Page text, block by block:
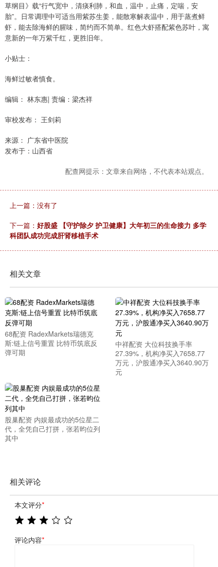
草纲目》载“行气宽中，清痰利肺，和血，温中，止痛，定喘，安
胎”。日常调理中可适当用紫苏生姜，能散寒解表温中，用于蒸煮鲜
虾，能去除海鲜的腥味，简约而不简单。红色大虾搭配紫色苏叶，寓
意新的一年万紫千红，更胜旧年。
小贴士：
海鲜过敏者慎食。
编辑： 林东惠| 责编：梁杰祥
审校发布： 王剑莉
来源： 广东省中医院
发布于：山西省
配查网提示：文章来自网络，不代表本站观点。
上一篇：没有了
下一篇： 好股盛 【守护除夕 护卫健康】大年初三的生命接力 多学
科团队成功完成肝肾移植手术
相关文章
68配资 RadexMarkets瑞德克
斯:链上信号重置 比特币筑底反
弹可期
中祥配资 大位科技换手率
27.39%，机构净买入7658.77
万元，沪股通净买入3640.90万
元
股巢配资 内娱最成功的5位星二
代，全凭自己打拼，张若昀位列
其中
相关评论
本文评分*
评论内容*